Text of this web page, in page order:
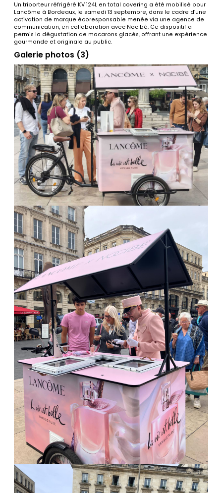
Un triporteur réfrigéré KV 124L en total covering a été mobilisé pour
Lancôme à Bordeaux, le samedi 13 septembre, dans le cadre d’une
activation de marque écoresponsable menée via une agence de
communication, en collaboration avec Nocibé. Ce dispositif a
permis la dégustation de macarons glacés, offrant une expérience
gourmande et originale au public.
Galerie photos (3)